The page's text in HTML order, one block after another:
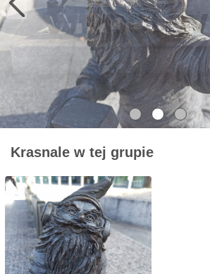
Krasnale w tej grupie